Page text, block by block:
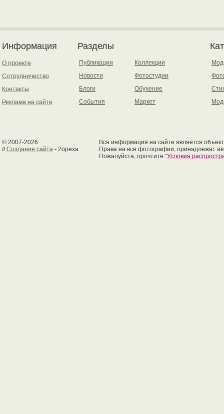
Информация
О проекте
Сотрудничество
Контакты
Реклама на сайте
Разделы
Публикации
Новости
Блоги
События
Коллекции
Фотостудии
Обучение
Маркет
© 2007-2026.
//Создание сайта - 2opexa
Вся информация на сайте является
Права на все фотографии, принадлежат
Пожалуйста, прочтите "Условия